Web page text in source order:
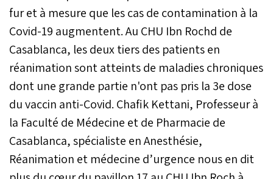
fur et à mesure que les cas de contamination à la
Covid-19 augmentent. Au CHU Ibn Rochd de
Casablanca, les deux tiers des patients en
réanimation sont atteints de maladies chroniques
dont une grande partie n'ont pas pris la 3e dose
du vaccin anti-Covid. Chafik Kettani, Professeur à
la Faculté de Médecine et de Pharmacie de
Casablanca, spécialiste en Anesthésie,
Réanimation et médecine d’urgence nous en dit